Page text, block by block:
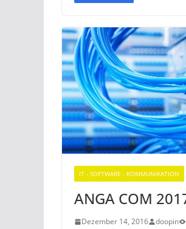
IT - SOFTWARE - KOMMUNIKATION
ANGA COM
Dezember 14, 2016 doopin